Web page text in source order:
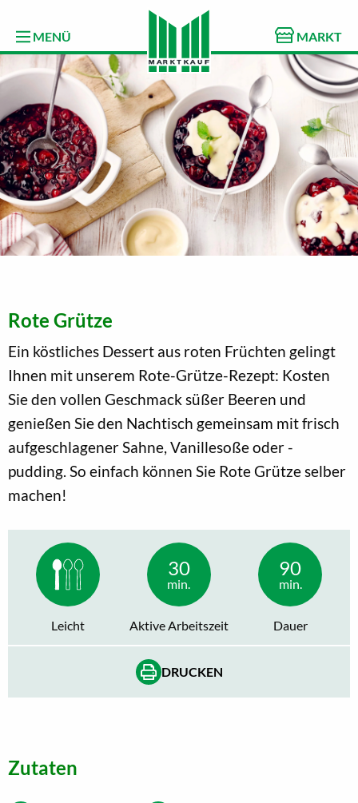
MENÜ MARKT
Rote Grütze
Ein köstliches Dessert aus roten Früchten gelingt
Ihnen mit unserem Rote-Grütze-Rezept: Kosten
Sie den vollen Geschmack süßer Beeren und
genießen Sie den Nachtisch gemeinsam mit frisch
aufgeschlagener Sahne, Vanillesoße oder -
pudding. So einfach können Sie Rote Grütze selber
machen!
Leicht
30
min.
Aktive Arbeitszeit
90
min.
Dauer
DRUCKEN
Zutaten